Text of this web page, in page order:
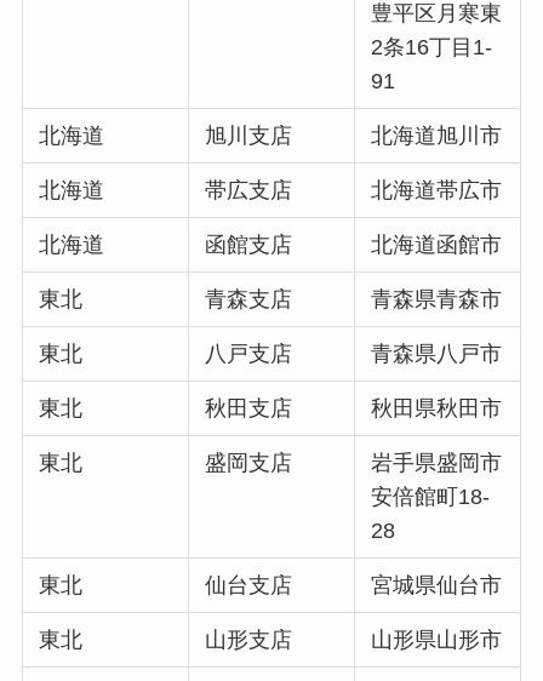
豊平区月寒東
2条16丁目1-
91
北海道 旭川支店 北海道旭川市
北海道 帯広支店 北海道帯広市
北海道 函館支店 北海道函館市
東北 青森支店 青森県青森市
東北 八戸支店 青森県八戸市
東北 秋田支店 秋田県秋田市
東北 盛岡支店
岩手県盛岡市
安倍館町18-
28
東北 仙台支店 宮城県仙台市
東北 山形支店 山形県山形市